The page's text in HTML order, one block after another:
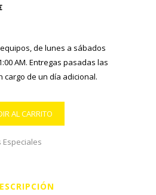
de lunes a sábados
AM. Entregas pasadas las
cargo de un día adicional.
AL CARRITO
Especiales